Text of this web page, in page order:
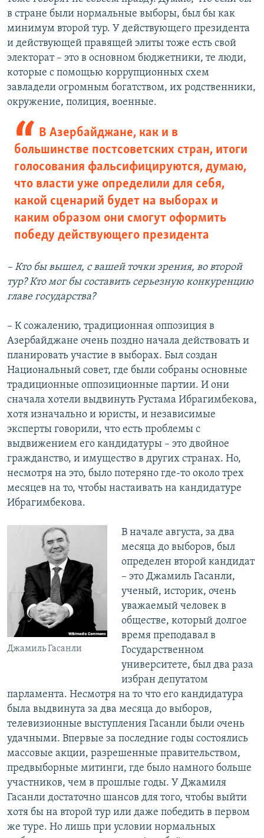
в стране были нормальные выборы, был бы как
минимум второй тур. У действующего президента
и действующей правящей элиты тоже есть свой
электорат – это в основном бюджетники, те люди,
которые с помощью коррупционных схем
завладели огромным богатством, их родственники,
окружение, полиция, военные.
В Азербайджане, как и в
большинстве постсоветских стран, итоги
голосования фальсифицируются, думаю,
что власти уже определили для себя,
какой сценарий будет на выборах и
каким образом они смогут оформить
победу действующего президента
– Кто бы вышел, с вашей точки зрения, во второй
тур? Кто мог бы составить серьезную конкуренцию
главе государства?
– К сожалению, традиционная оппозиция в
Азербайджане очень поздно начала действовать и
планировать участие в выборах. Был создан
Национальный совет, где были собраны основные
традиционные оппозиционные партии. И они
сначала хотели выдвинуть Рустама Ибрагимбекова,
хотя изначально и юристы, и независимые
эксперты говорили, что есть проблемы с
выдвижением его кандидатуры – это двойное
гражданство, и имущество в других странах. Но,
несмотря на это, было потеряно где-то около трех
месяцев на то, чтобы настаивать на кандидатуре
Ибрагимбекова.
Джамиль Гасанли
В начале августа, за два
месяца до выборов, был
определен второй кандидат
– это Джамиль Гасанли,
ученый, историк, очень
уважаемый человек в
обществе, который долгое
время преподавал в
Государственном
университете, был два раза
избран депутатом
парламента. Несмотря на то что его кандидатура
была выдвинута за два месяца до выборов,
телевизионные выступления Гасанли были очень
удачными. Впервые за последние годы состоялись
массовые акции, разрешенные правительством,
предвыборные митинги, где было намного больше
участников, чем в прошлые годы. У Джамиля
Гасанли достаточно шансов для того, чтобы выйти
хотя бы на второй тур или даже победить в первом
же туре. Но лишь при условии нормальных